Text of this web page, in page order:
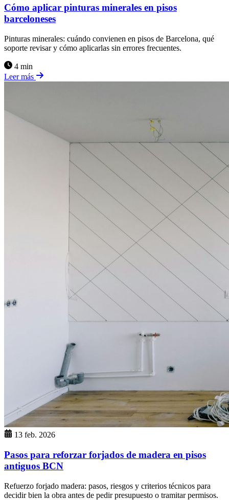
Cómo aplicar pinturas minerales en pisos
barceloneses
Pinturas minerales: cuándo convienen en pisos de Barcelona, qué
soporte revisar y cómo aplicarlas sin errores frecuentes.
4 min
Leer más
13 feb. 2026
Pasos para reforzar forjados de madera en pisos
antiguos BCN
Refuerzo forjado madera: pasos, riesgos y criterios técnicos para
decidir bien la obra antes de pedir presupuesto o tramitar permisos.